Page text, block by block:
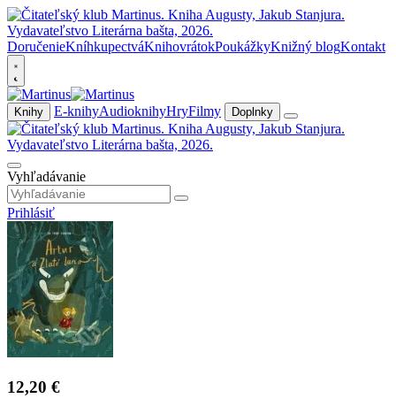
DoručenieKníhkupectváKnihovrátokPoukážkyKnižný blogKontakt
Knihy E-knihyAudioknihyHryFilmy Doplnky
Vyhľadávanie
Prihlásiť
12,20 €